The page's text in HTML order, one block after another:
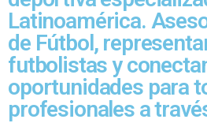
Latinoamérica.
de Fútbol,
futbolistas y
oportunidades para
profesionales a